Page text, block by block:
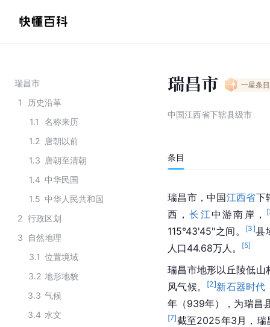
瑞昌市
1
历史沿革
1.1
名称来历
1.2 唐朝以前
1.3 唐朝至清朝
1.4 中华民国
1.5 中华人民共和国
2 行政区划
3
自然地理
3.1 位置境域
3.2 地形地貌
3.3 气候
3.4 水文
瑞昌市 一星条目
中国江西省下辖县级市
条目
瑞昌市，中国江西省下
西，长江中游南岸， [
115°43'45"之间。 [3]县
人口44.68万人。
[5]
瑞昌市地形以 丘陵低山
风气候。
[2]新石器时代
年（939年），为瑞昌
[7]截至2025年3月，瑞